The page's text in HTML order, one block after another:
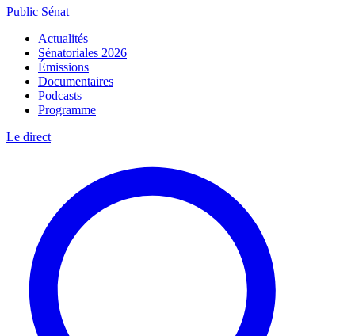
Public Sénat
Actualités
Sénatoriales 2026
Émissions
Documentaires
Podcasts
Programme
Le direct